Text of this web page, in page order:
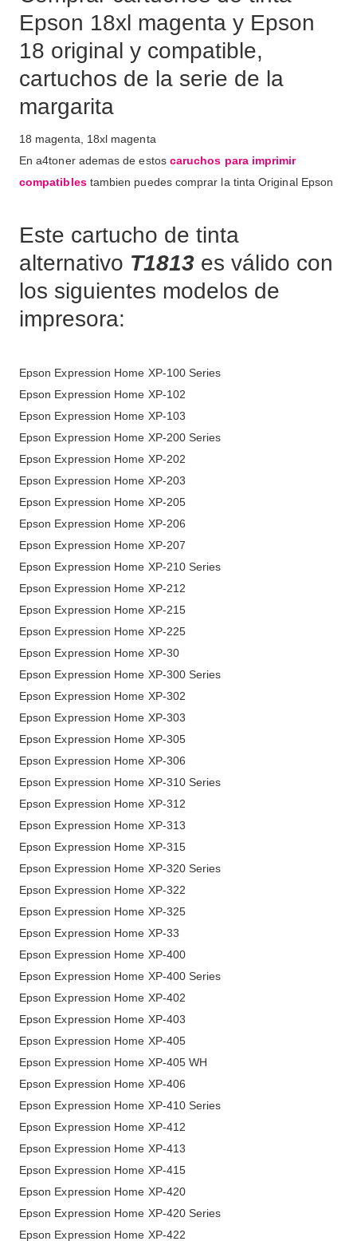
Epson 18xl magenta y Epson
18 original y compatible,
cartuchos de la serie de la
margarita
18 magenta, 18xl magenta
En a4toner ademas de estos caruchos para imprimir
compatiblestambien puedes comprar la tinta Original Epson
Este cartucho de tinta
alternativo T1813 es válido con
los siguientes modelos de
impresora:
Epson Expression Home XP-100 Series
Epson Expression Home XP-102
Epson Expression Home XP-103
Epson Expression Home XP-200 Series
Epson Expression Home XP-202
Epson Expression Home XP-203
Epson Expression Home XP-205
Epson Expression Home XP-206
Epson Expression Home XP-207
Epson Expression Home XP-210 Series
Epson Expression Home XP-212
Epson Expression Home XP-215
Epson Expression Home XP-225
Epson Expression Home XP-30
Epson Expression Home XP-300 Series
Epson Expression Home XP-302
Epson Expression Home XP-303
Epson Expression Home XP-305
Epson Expression Home XP-306
Epson Expression Home XP-310 Series
Epson Expression Home XP-312
Epson Expression Home XP-313
Epson Expression Home XP-315
Epson Expression Home XP-320 Series
Epson Expression Home XP-322
Epson Expression Home XP-325
Epson Expression Home XP-33
Epson Expression Home XP-400
Epson Expression Home XP-400 Series
Epson Expression Home XP-402
Epson Expression Home XP-403
Epson Expression Home XP-405
Epson Expression Home XP-405 WH
Epson Expression Home XP-406
Epson Expression Home XP-410 Series
Epson Expression Home XP-412
Epson Expression Home XP-413
Epson Expression Home XP-415
Epson Expression Home XP-420
Epson Expression Home XP-420 Series
Epson Expression Home XP-422